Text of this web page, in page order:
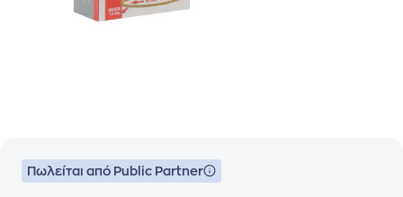
Πωλείται από Public Partner